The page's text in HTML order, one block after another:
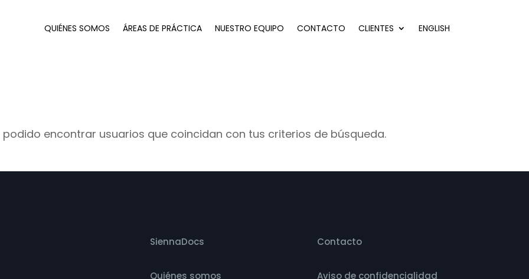
QUIÉNES SOMOS ÁREAS DE PRÁCTICA NUESTRO EQUIPO CONTACTO CLIENTES ENGLISH
podido encontrar usuarios que coincidan con tus criterios de búsqueda.
SiennaDocs
Quiénes somos
Contacto
Aviso de confidencialidad